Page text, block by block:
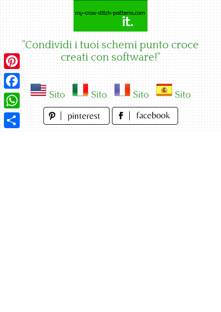
"Condividi i tuoi schemi punto croce
creati con software!"
Sito Sito Sito Sito
Pinterest
Facebook
WhatsApp